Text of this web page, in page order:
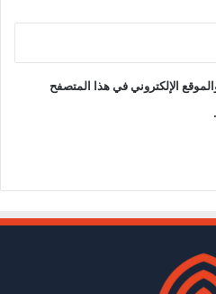
الإلكتروني في هذا المتصفح